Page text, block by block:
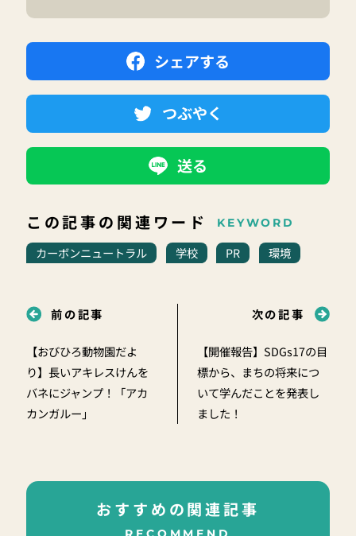
シェアする
つぶやく
送る
この記事の関連ワード KEYWORD
カーボンニュートラル 学校 PR 環境
前の記事
【おびひろ動物園だよ
り】長いアキレスけんを
バネにジャンプ！「アカ
カンガルー」
次の記事
【開催報告】SDGs17の目
標から、まちの将来につ
いて学んだことを発表し
ました！
おすすめの関連記事